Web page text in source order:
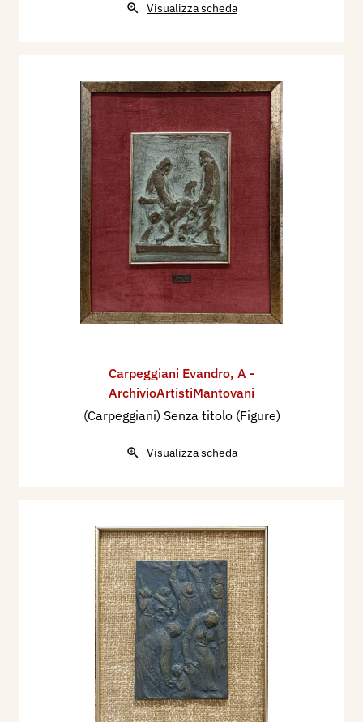
Visualizza scheda
Carpeggiani Evandro, A -
ArchivioArtistiMantovani
(Carpeggiani) Senza titolo (Figure)
Visualizza scheda